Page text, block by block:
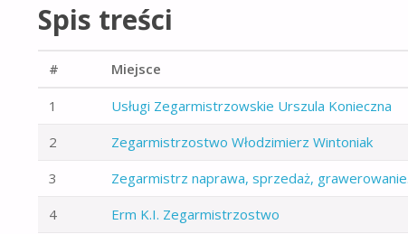
Spis treści
# Miejsce
1 Usługi Zegarmistrzowskie Urszula Konieczna
2
Zegarmistrzostwo Włodzimierz Wintoniak
3
Zegarmistrz naprawa, sprzedaż, grawerowanie.
4
Erm K.I. Zegarmistrzostwo